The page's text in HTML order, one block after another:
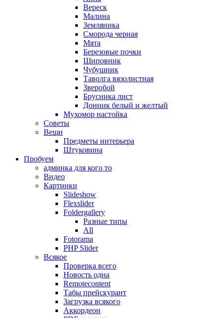
Вереск
Малина
Земляника
Сморода черная
Мята
Березовые почки
Шиповник
Чубушник
Таволга вязолистная
Зверобой
Брусника лист
Донник белый и желтый
Мухомор настойка
Советы
Вещи
Предметы интерьера
Штуковина
Пробуем
админка для кого то
Видео
Картинки
Slideshow
Flexslider
Foldergallery
Разные типы
All
Fotorama
PHP Slider
Всякое
Проверка всего
Новость одна
Remotecontent
Табы прейскурант
Загрузка всякого
Аккордеон